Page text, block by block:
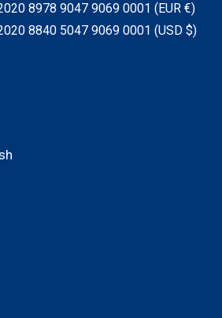
8978 9047 9069 0001 (EUR €)
8840 5047 9069 0001 (USD $)